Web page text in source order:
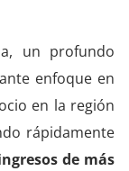
un profundo
enfoque en
en la región
rápidamente
de más